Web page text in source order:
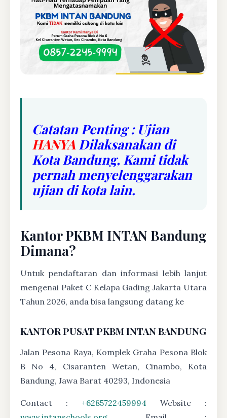
Catatan Penting : Ujian
HANYA Dilaksanakan di
Kota Bandung, Kami tidak
pernah menyelenggarakan
ujian di kota lain.
Kantor PKBM INTAN Bandung
Dimana?
Untuk pendaftaran dan informasi lebih lanjut
mengenai Paket C Kelapa Gading Jakarta Utara
Tahun 2026, anda bisa langsung datang ke
KANTOR PUSAT PKBM INTAN BANDUNG
Jalan Pesona Raya, Komplek Graha Pesona Blok
B No 4, Cisaranten Wetan, Cinambo, Kota
Bandung, Jawa Barat 40293, Indonesia
Contact : +6285722459994 Website :